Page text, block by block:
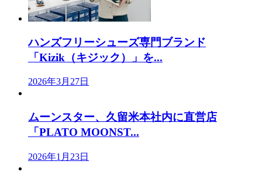
ハンズフリーシューズ専門ブランド
「Kizik（キジック）」を...
2026年3月27日
ムーンスター、久留米本社内に直営店
「PLATO MOONST...
2026年1月23日